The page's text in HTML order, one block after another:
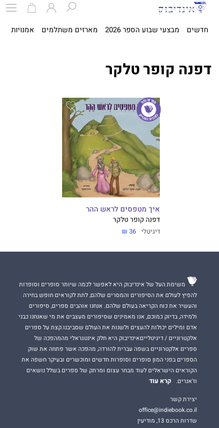
חדשים מבצעי שבוע הספר 2026 מארזים משתלמים אמנויות
דפנה קופר טלקר
איך מטפסים לראש ההר
דפנה קופר טלקר
דיגיטלי 36 ₪
משימת העל של אינדיבוק היא לאפשר לכמה שיותר סופרים וסופרות
להפיץ לעולם את הסיפורים והמסרים שלהם, לתת לקוראים חופש בחירה
והעשיר את כוח הקריאה בעולם שלהם. אנחנו אוהבים ספרים, סיפורים
ולמידה, בדיוק כמוכם, אנו מאמינים שסיפורים מעצבים את מי שאנחנו כבני
אדם ומילים יכולות להעצים ולשנות את העולם שסביבנו.קצת על ספרים
אלקטרוניים / דיגיטלייםאינדיבוק היא חלק אינטגראלי מהמהפכה של
ספרים אלקטרוניים בשפה עברית להורדה, מהפכה אשר פתחה את שוק
הספרים בפני המון סופרים וסופרות חדשים ומוכשרים ובעיקר חשפה את
הקוראים הישראלים לעוד מבחר עצום ומרתק של ספרים בשלל נושאים
וז'אנרים.
קרא עוד
יצירת קשר
office@indiebook.co.il
שדרות הרכס 13, מודיעין